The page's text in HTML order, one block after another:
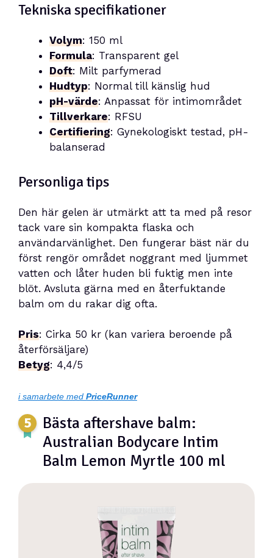
Tekniska specifikationer
Volym: 150 ml
Formula: Transparent gel
Doft: Milt parfymerad
Hudtyp: Normal till känslig hud
pH-värde: Anpassat för intimområdet
Tillverkare: RFSU
Certifiering: Gynekologiskt testad, pH-
balanserad
Personliga tips
Den här gelen är utmärkt att ta med på resor
tack vare sin kompakta flaska och
användarvänlighet. Den fungerar bäst när du
först rengör området noggrant med ljummet
vatten och låter huden bli fuktig men inte
blöt. Avsluta gärna med en återfuktande
balm om du rakar dig ofta.
Pris: Cirka 50 kr (kan variera beroende på
återförsäljare)
Betyg: 4,4/5
i samarbete med PriceRunner
Bästa aftershave balm:
Australian Bodycare Intim
Balm Lemon Myrtle 100 ml